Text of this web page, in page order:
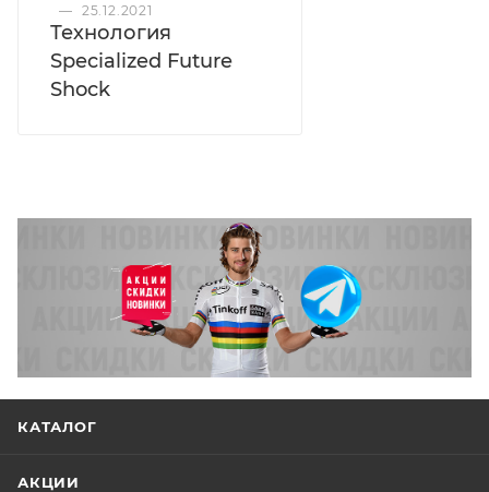
— 25.12.2021
Технология
Specialized Future
Shock
КАТАЛОГ
АКЦИИ